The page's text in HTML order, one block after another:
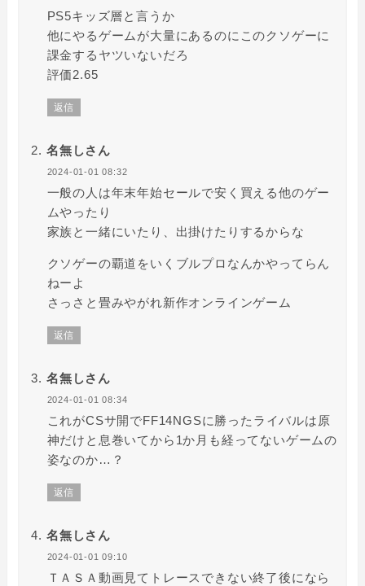
PS5キッズ層と言うか
他にやるゲームが大量にあるのにこのクソゲーに
課金するヤツいないだろ
評価2.65
返信
名無しさん
2024-01-01 08:32
一般の人は年末年始セールで安く買える他のゲー
ムやったり
家族と一緒にいたり、出掛けたりするからな
クソゲーの覇道をいくブルプロなんかやってらん
ねーよ
さっさと畳みやがれ新作オンラインゲーム
返信
名無しさん
2024-01-01 08:34
これがCSサ開でFF14NGSに勝ったライバルは原
神だけと息巻いてから1か月も経ってないゲームの
姿なのか…？
返信
名無しさん
2024-01-01 09:10
ＴＡＳＡ動画見てトレースできない終了後になら